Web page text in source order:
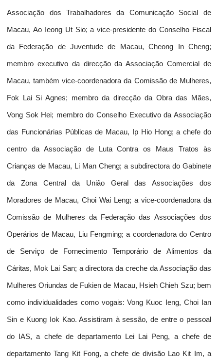
Associação dos Trabalhadores da Comunicação Social de
Macau, Ao Ieong Ut Sio; a vice-presidente do Conselho Fiscal
da Federação de Juventude de Macau, Cheong In Cheng;
membro executivo da direcção da Associação Comercial de
Macau, também vice-coordenadora da Comissão de Mulheres,
Fok Lai Si Agnes; membro da direcção da Obra das Mães,
Vong Sok Hei; membro do Conselho Executivo da Associação
das Funcionárias Públicas de Macau, Ip Hio Hong; a chefe do
centro da Associação de Luta Contra os Maus Tratos às
Crianças de Macau, Li Man Cheng; a subdirectora do Gabinete
da Zona Central da União Geral das Associações dos
Moradores de Macau, Choi Wai Leng; a vice-coordenadora da
Comissão de Mulheres da Federação das Associações dos
Operários de Macau, Liu Fengming; a coordenadora do Centro
de Serviço de Fornecimento Temporário de Alimentos da
Cáritas, Mok Lai San; a directora da creche da Associação das
Mulheres Oriundas de Fukien de Macau, Hsieh Chieh Szu; bem
como individualidades como vogais: Vong Kuoc Ieng, Choi Ian
Sin e Kuong Iok Kao. Assistiram à sessão, de entre o pessoal
do IAS, a chefe de departamento Lei Lai Peng, a chefe de
departamento Tang Kit Fong, a chefe de divisão Lao Kit Im, a